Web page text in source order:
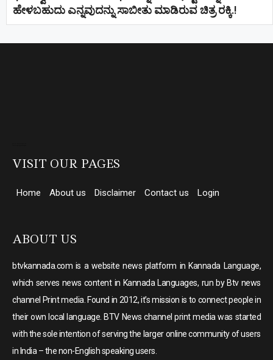
ಹೇಳಬಹುದು ಎನ್ನವುದನ್ನು ಸಾಬೀತು ಮಾಡಿರುವ ಚಿತ್ರ ರಕ್ಕಿ.!
VISIT OUR PAGES
Home About us Disclaimer Contact us Login
ABOUT US
btvkannada.com is a website news platform in Kannada Language,
which serves news content in Kannada Languages, run by Btv news
channel Print media. Found in 2012, it’s mission is to connect people in
their own local language. BTV News channel print media was started
with the sole intention of serving the larger online community of users
in India – the non-English speaking users.